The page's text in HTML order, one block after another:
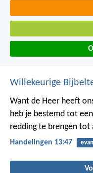
Willekeurige
Want de Heer heeft
heb je bestemd tot
redding te brengen tot
Handelingen 13:47